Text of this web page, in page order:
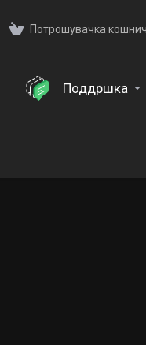
Потрошувачка
Поддршка